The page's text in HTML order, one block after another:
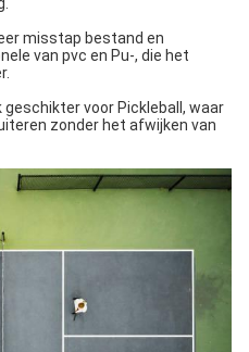
misstap bestand en
van pvc en Pu-, die het
voor Pickleball, waar
zonder het afwijken van